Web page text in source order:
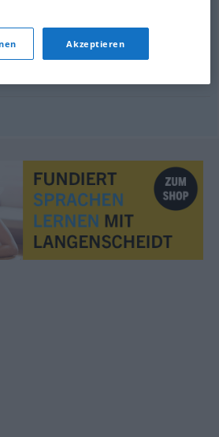
,ärgerlich,schrecklich
unerfreulich,unerquicklich
Akzeptieren